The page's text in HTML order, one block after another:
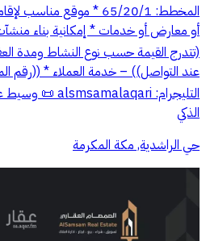
المخطط: 65/20/1 *
(تتدرج القيمة حسب نوع النشاط ومدة
عند التواصل)) – خدمة العملاء * ((رقم المعلن
الذكي
حي الراشدية, مكة المكرمة